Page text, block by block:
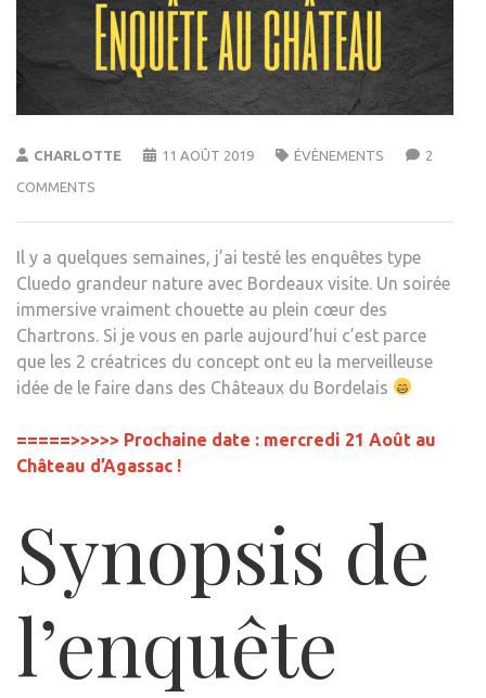
CHARLOTTE 11 AOÛT 2019 ÉVÈNEMENTS 2
COMMENTS
Il y a quelques semaines, j’ai testé les enquêtes type
Cluedo grandeur nature avec Bordeaux visite. Un soirée
immersive vraiment chouette au plein cœur des
Chartrons. Si je vous en parle aujourd’hui c’est parce
que les 2 créatrices du concept ont eu la merveilleuse
idée de le faire dans des Châteaux du Bordelais
=====>>>>> Prochaine date : mercredi 21 Août au
Château d’Agassac !
Synopsis de
l’enquête